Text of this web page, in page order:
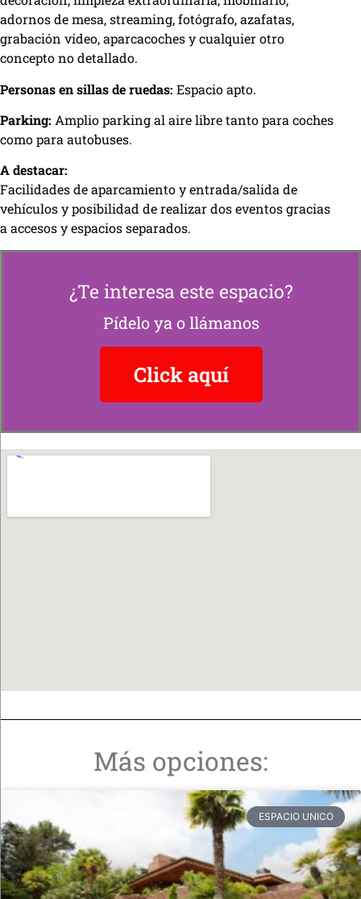
adornos de mesa, streaming, fotógrafo, azafatas,
grabación vídeo, aparcacoches y cualquier otro
concepto no detallado.
Personas en sillas de ruedas: Espacio apto.
Parking: Amplio parking al aire libre tanto para coches
como para autobuses.
A destacar:
Facilidades de aparcamiento y entrada/salida de
vehículos y posibilidad de realizar dos eventos gracias
a accesos y espacios separados.
¿Te interesa este espacio?
Pídelo ya o llámanos
Click aquí
Más opciones:
ESPACIO UNICO